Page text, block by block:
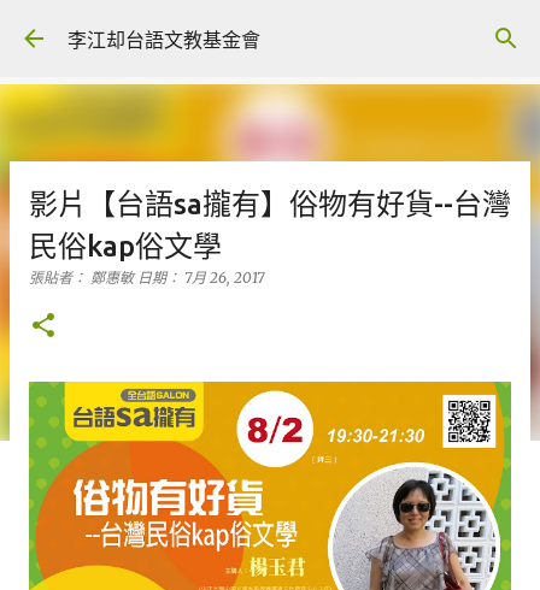
跳到主要內容
李江却台語文教基金會
影片【台語sa攏有】俗物有好貨--台灣
民俗kap俗文學
張貼者： 鄭惠敏 日期： 7月 26, 2017